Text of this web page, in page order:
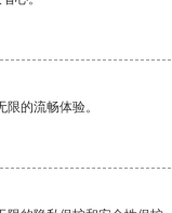
的流畅体验。